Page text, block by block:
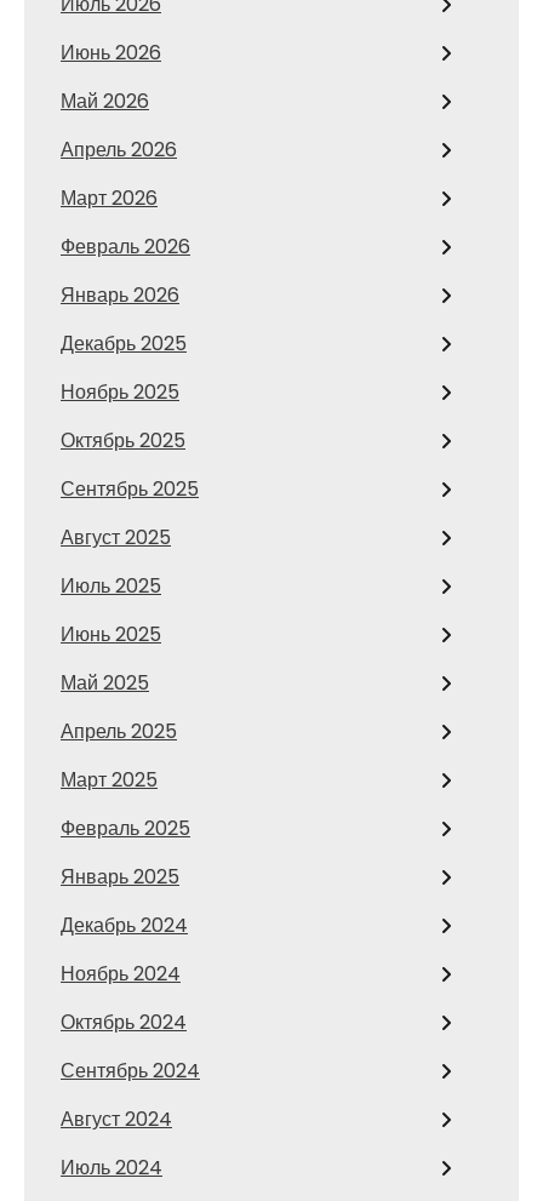
Июнь 2026
Май 2026
Апрель 2026
Март 2026
Февраль 2026
Январь 2026
Декабрь 2025
Ноябрь 2025
Октябрь 2025
Сентябрь 2025
Август 2025
Июль 2025
Июнь 2025
Май 2025
Апрель 2025
Март 2025
Февраль 2025
Январь 2025
Декабрь 2024
Ноябрь 2024
Октябрь 2024
Сентябрь 2024
Август 2024
Июль 2024